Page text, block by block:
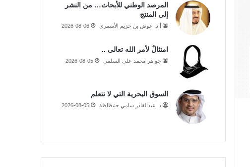
المرصد الوطني للأبحاث… من النشر
إلى المنتج
أ.د. عوض بن خزيم الأسمري 2026-08-06
امتثالٌ لأمر الله تعالى ..
جواهر محمد علي السلمي 2026-08-05
السوق البحرية التي لا تتعلم
د. عبدالقادر سامي حنبظاظة 2026-08-05